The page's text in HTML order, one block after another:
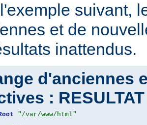
suivant,
et de
inattendus.
d'anciennes
:
"/var/www/html"